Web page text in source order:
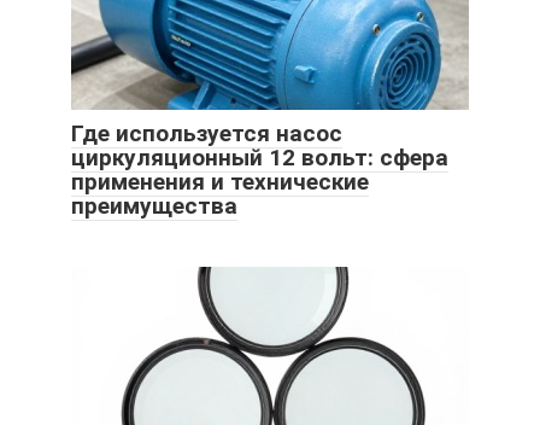
Где используется насос
циркуляционный 12 вольт: сфера
применения и технические
преимущества